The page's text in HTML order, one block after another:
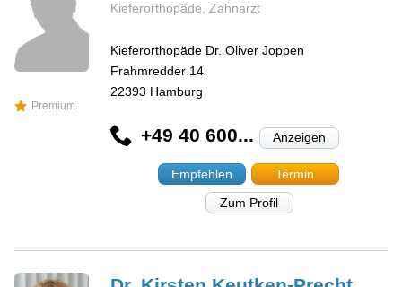
Premium
Kieferorthopäde, Zahnarzt
Kieferorthopäde Dr. Oliver Joppen
Frahmredder 14
22393 Hamburg
+49 40 600... Anzeigen
Empfehlen
Termin
Zum Profil